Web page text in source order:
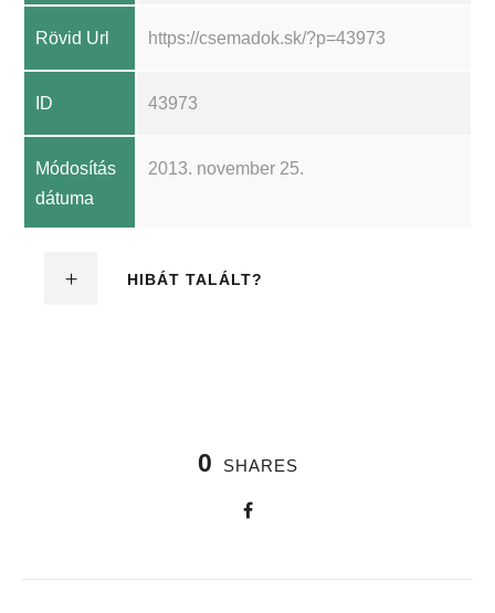
Rövid Url https://csemadok.sk/?p=43973
ID 43973
Módosítás
dátuma
2013. november 25.
HIBÁT TALÁLT?
0 SHARES